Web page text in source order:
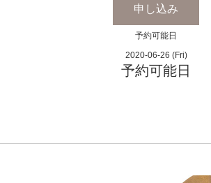
申し込み
予約可能日
2020-06-26 (Fri)
予約可能日